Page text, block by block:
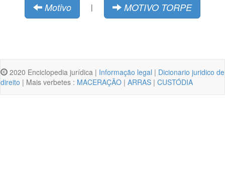
Motivo | MOTIVO TORPE
2020 Enciclopedia jurídica | Informação legal | Dicionario juridico de
direito | Mais verbetes : MACERAÇÃO | ARRAS | CUSTÓDIA